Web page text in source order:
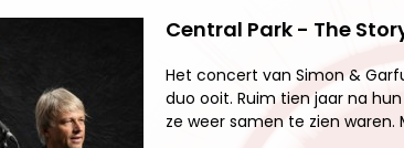
Central Park - The
Het concert van Simon &
duo ooit. Ruim tien jaar na
ze weer samen te zien